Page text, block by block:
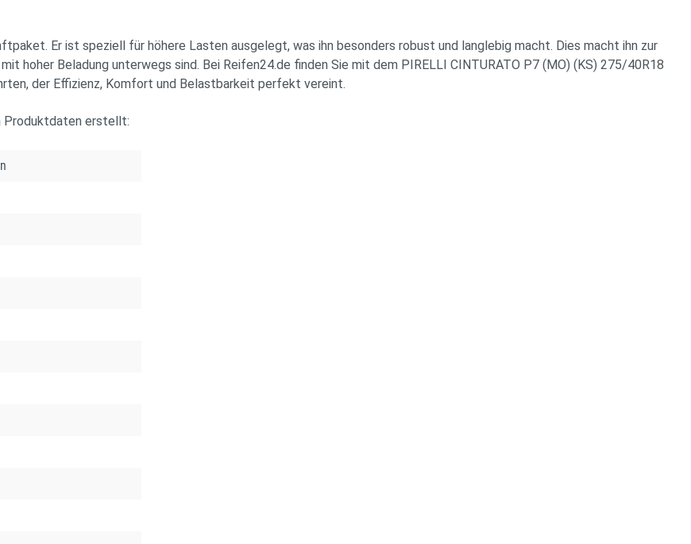
Er ist speziell für höhere Lasten ausgelegt, was ihn besonders robust und langlebig macht. Dies macht ihn zur
hoher Beladung unterwegs sind. Bei Reifen24.de finden Sie mit dem PIRELLI CINTURATO P7 (MO) (KS) 275/40R18
der Effizienz, Komfort und Belastbarkeit perfekt vereint.
Produktdaten erstellt: